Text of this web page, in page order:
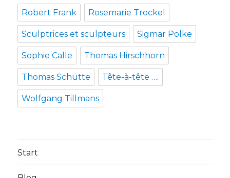
Robert Frank Rosemarie Trockel
Sculptrices et sculpteurs Sigmar Polke
Sophie Calle Thomas Hirschhorn
Thomas Schütte Tête-à-tête ….
Wolfgang Tillmans
Start